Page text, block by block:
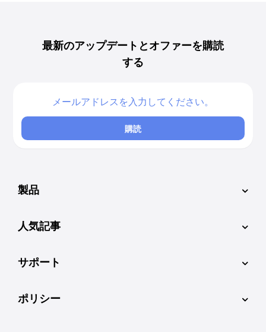
最新のアップデートとオファーを購読
する
購読
製品
人気記事
サポート
ポリシー